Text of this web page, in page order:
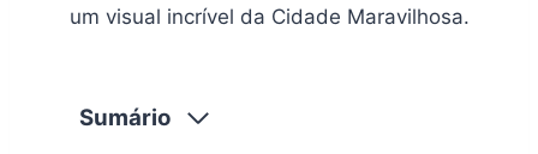
um visual incrível da Cidade Maravilhosa.
Sumário